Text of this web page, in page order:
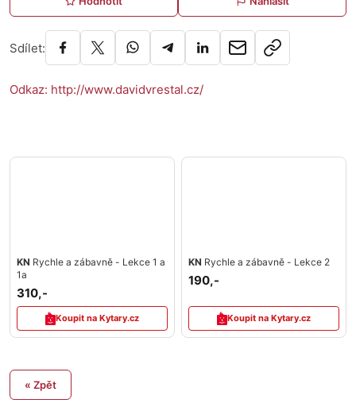
Sdílet:
Odkaz: http://www.davidvrestal.cz/
KN Rychle a zábavně - Lekce 1 a
1a
310,-
Koupit na Kytary.cz
KN Rychle a zábavně - Lekce 2
190,-
Koupit na Kytary.cz
« Zpět